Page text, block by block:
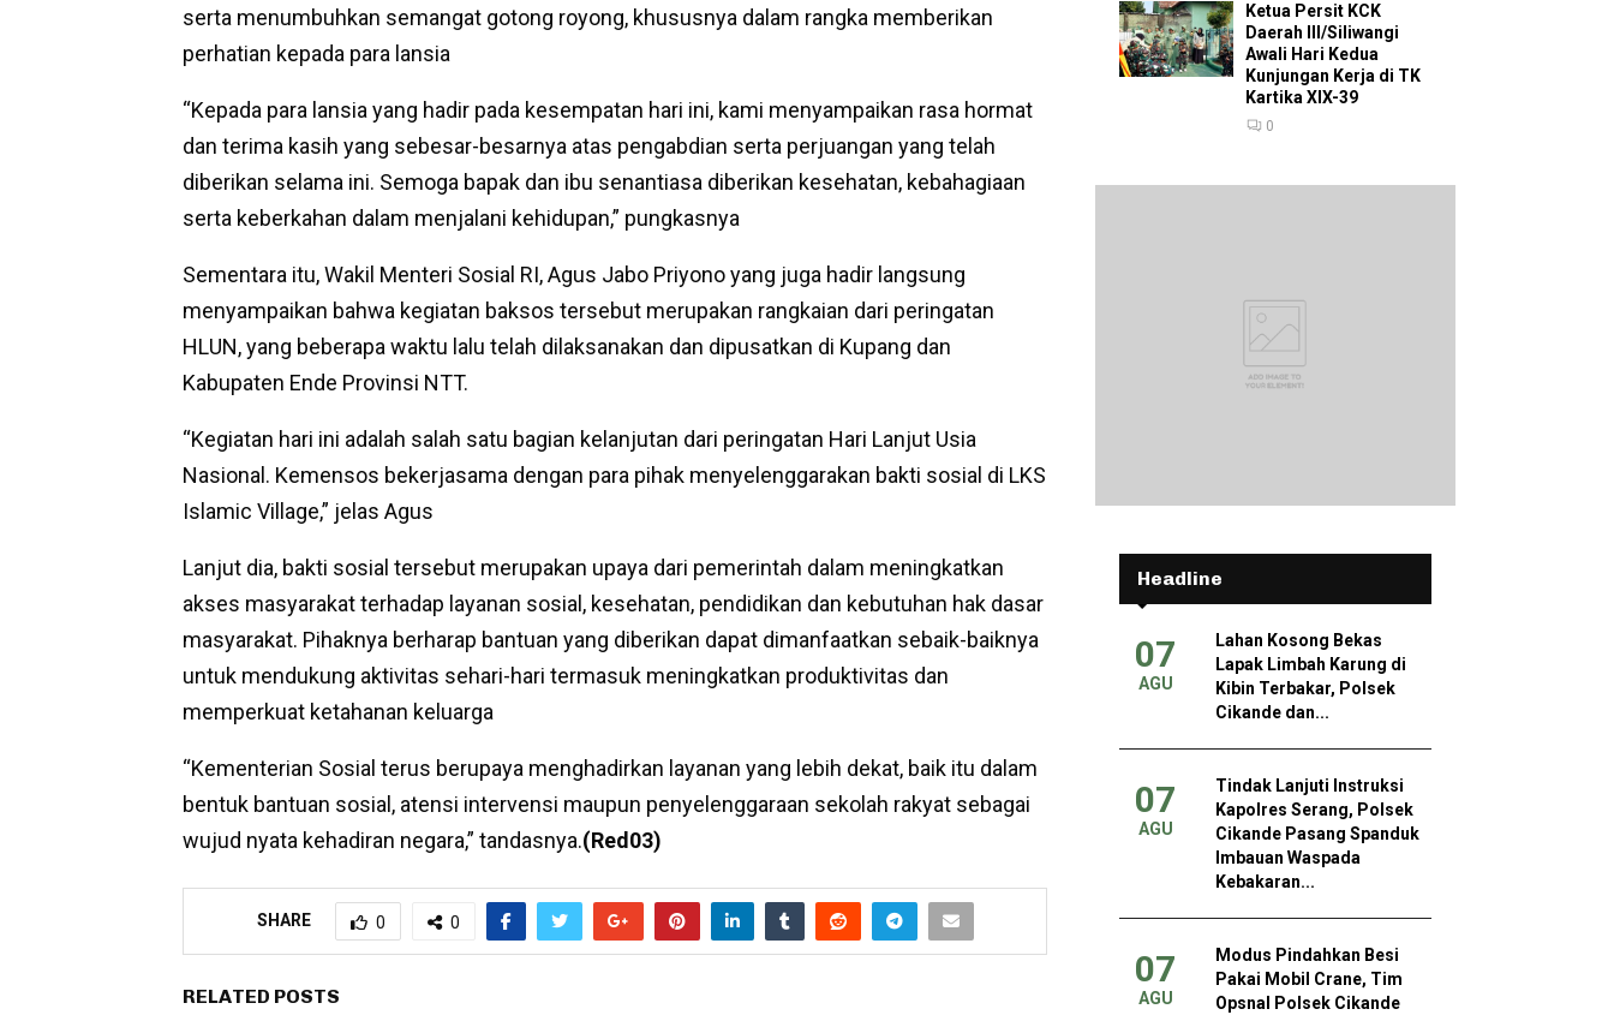
serta menumbuhkan semangat gotong royong, khususnya dalam rangka memberikan
perhatian kepada para lansia
“Kepada para lansia yang hadir pada kesempatan hari ini, kami menyampaikan rasa hormat
dan terima kasih yang sebesar-besarnya atas pengabdian serta perjuangan yang telah
diberikan selama ini. Semoga bapak dan ibu senantiasa diberikan kesehatan, kebahagiaan
serta keberkahan dalam menjalani kehidupan,” pungkasnya
Sementara itu, Wakil Menteri Sosial RI, Agus Jabo Priyono yang juga hadir langsung
menyampaikan bahwa kegiatan baksos tersebut merupakan rangkaian dari peringatan
HLUN, yang beberapa waktu lalu telah dilaksanakan dan dipusatkan di Kupang dan
Kabupaten Ende Provinsi NTT.
“Kegiatan hari ini adalah salah satu bagian kelanjutan dari peringatan Hari Lanjut Usia
Nasional. Kemensos bekerjasama dengan para pihak menyelenggarakan bakti sosial di LKS
Islamic Village,” jelas Agus
Lanjut dia, bakti sosial tersebut merupakan upaya dari pemerintah dalam meningkatkan
akses masyarakat terhadap layanan sosial, kesehatan, pendidikan dan kebutuhan hak dasar
masyarakat. Pihaknya berharap bantuan yang diberikan dapat dimanfaatkan sebaik-baiknya
untuk mendukung aktivitas sehari-hari termasuk meningkatkan produktivitas dan
memperkuat ketahanan keluarga
“Kementerian Sosial terus berupaya menghadirkan layanan yang lebih dekat, baik itu dalam
bentuk bantuan sosial, atensi intervensi maupun penyelenggaraan sekolah rakyat sebagai
wujud nyata kehadiran negara,” tandasnya.(Red03)
SHARE 0 0
RELATED POSTS
Ketua Persit KCK
Daerah III/Siliwangi
Awali Hari Kedua
Kunjungan Kerja di TK
Kartika XIX-39
0
Headline
07
AGU
Lahan Kosong Bekas
Lapak Limbah Karung di
Kibin Terbakar, Polsek
Cikande dan...
07
AGU
Tindak Lanjuti Instruksi
Kapolres Serang, Polsek
Cikande Pasang Spanduk
Imbauan Waspada
Kebakaran...
07
AGU
Modus Pindahkan Besi
Pakai Mobil Crane, Tim
Opsnal Polsek Cikande